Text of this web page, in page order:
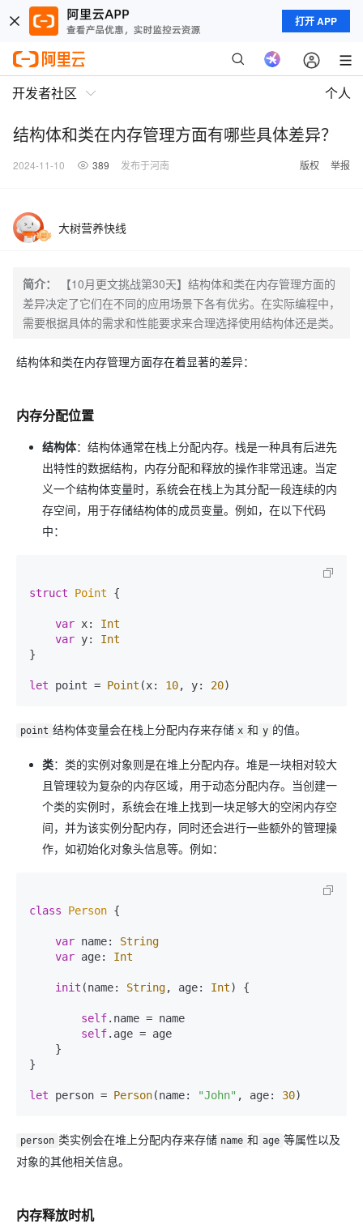
打开 APP
开发者社区 个人
结构体和类在内存管理方面有哪些具体差异？
2024-11-10 389 发布于河南 版权 举报
大树营养快线
简介：
【10月更文挑战第30天】结构体和类在内存管理方面的
差异决定了它们在不同的应用场景下各有优劣。在实际编程中，
需要根据具体的需求和性能要求来合理选择使用结构体还是类。
结构体和类在内存管理方面存在着显著的差异：
内存分配位置
结构体：结构体通常在栈上分配内存。栈是一种具有后进先
出特性的数据结构，内存分配和释放的操作非常迅速。当定
义一个结构体变量时，系统会在栈上为其分配一段连续的内
存空间，用于存储结构体的成员变量。例如，在以下代码
中：
struct Point {
var x: Int
var y: Int
}
let point = Point (x: 10, y: 20
point 结构体变量会在栈上分配内存来存储 x 和 y 的值。
类：类的实例对象则是在堆上分配内存。堆是一块相对较大
且管理较为复杂的内存区域，用于动态分配内存。当创建一
个类的实例时，系统会在堆上找到一块足够大的空闲内存空
间，并为该实例分配内存，同时还会进行一些额外的管理操
作，如初始化对象头信息等。例如：
class Person {
var name: String
var age: Int
init (name: String, age: Int) {
self.name = name
self.age = age
}
let person = Person(name: "John" , age: 30
person 类实例会在堆上分配内存来存储 name 和 age 等属性以及
对象的其他相关信息。
内存释放时机